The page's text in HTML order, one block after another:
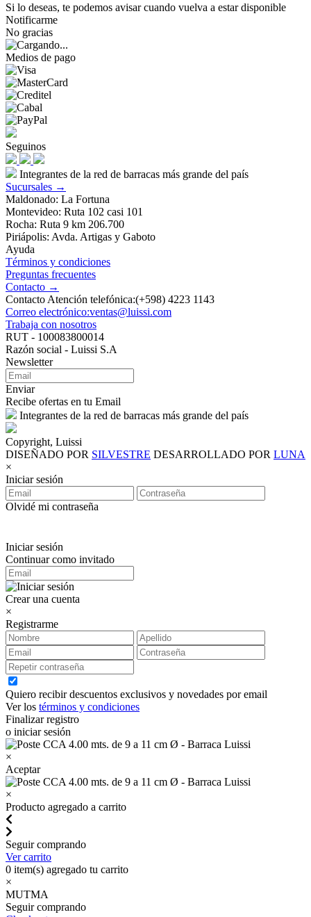
Si lo deseas, te podemos avisar cuando vuelva a estar disponible
Notificarme
No gracias
Medios de pago
Seguinos
Integrantes de la red de barracas más grande del país
Sucursales →
Maldonado: La Fortuna
Montevideo: Ruta 102 casi 101
Rocha: Ruta 9 km 206.700
Piriápolis: Avda. Artigas y Gaboto
Ayuda
Términos y condiciones
Preguntas frecuentes
Contacto →
Contacto Atención telefónica:(+598) 4223 1143
Correo electrónico:ventas@luissi.com
Trabaja con nosotros
RUT - 100083800014
Razón social - Luissi S.A
Newsletter
Enviar
Recibe ofertas en tu Email
Integrantes de la red de barracas más grande del país
Copyright, Luissi
DISEÑADO POR SILVESTRE DESARROLLADO POR LUNA
×
Iniciar sesión
Olvidé mi contraseña
Iniciar sesión
Continuar como invitado
Crear una cuenta
×
Registrarme
Quiero recibir descuentos exclusivos y novedades por email
Ver los términos y condiciones
Finalizar registro
o iniciar sesión
×
Aceptar
×
Producto agregado a carrito
Seguir comprando
Ver carrito
0 item(s) agregado tu carrito
×
MUTMA
Seguir comprando